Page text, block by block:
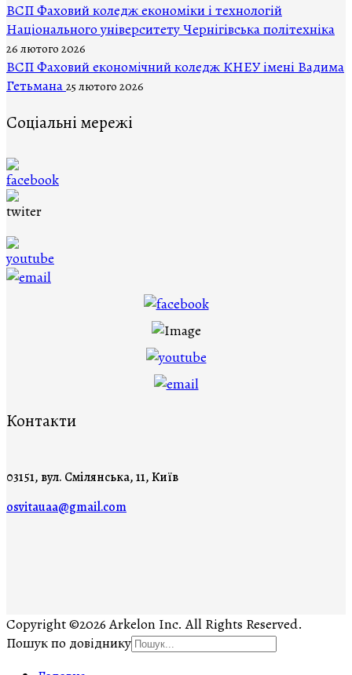
ВCП Фаховий коледж економіки і технологій
Національного університету Чернігівська політехніка
26 лютого 2026
ВСП Фаховий економічний коледж КНЕУ імені Вадима
Гетьмана 25 лютого 2026
Соціальні мережі
Контакти
03151, вул. Смілянська, 11, Київ
osvitauaa@gmail.com
Copyright ©2026 Arkelon Inc. All Rights Reserved.
Пошук по довіднику